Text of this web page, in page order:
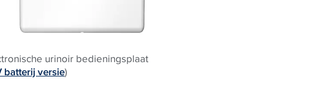
urinoir bedieningsplaat
batterij versie)